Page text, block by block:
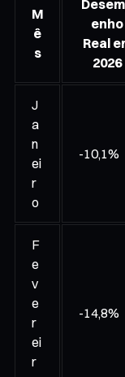
M
ê
s
enho
Real
2026
J
a
n
ei
r
o
-10,1%
F
e
v
e
r
ei
r
-14,8%